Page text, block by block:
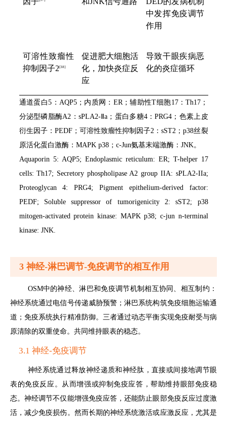
中发挥免疫调节
作用
可溶性致瘤性
抑制因子2 [38]
促进肥大细胞活
化，加快炎症反
应
导致干眼疾病恶
化的炎症循环
通道蛋白5：AQP5；内质网：ER；辅助性T细胞17：Th17；
分泌型磷脂酶A2：sPLA2-Ⅱa；蛋白多糖4：PRG4；色素上皮
衍生因子：PEDF；可溶性致瘤性抑制因子2：sST2；p38丝裂
原活化蛋白激酶：MAPK p38；c-Jun氨基末端激酶：JNK。
Aquaporin 5: AQP5; Endoplasmic reticulum: ER; T-helper 17
cells: Th17; Secretory phospholipase A2 group IIA: sPLA2-IIa;
Proteoglycan4: PRG4; Pigment epithelium-derived factor:
PEDF; Soluble suppressor of tumorigenicity 2: sST2; p38
mitogen-activated protein kinase: MAPK p38; c-jun n-terminal
kinase: JNK.
3 神经-淋巴调节-免疫调节的相互作用
OSM中的神经、淋巴和免疫调节机制相互协同、相互制约：
神经系统通过电信号传递威胁预警；淋巴系统构筑免疫细胞运输通
道；免疫系统执行精准防御。三者通过动态平衡实现免疫耐受与病
原清除的双重使命。共同维持眼表的稳态。
3.1 神经-免疫调节
神经系统通过释放神经递质和神经肽，直接或间接地调节眼
表的免疫反应。从而增强或抑制免疫应答，帮助维持眼部免疫稳
态。神经调节不仅能增强免疫应答，还能防止眼部免疫反应过度激
活，减少免疫损伤。然而长期的神经系统激活或应激反应，尤其是